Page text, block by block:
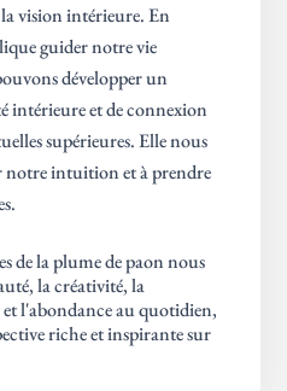
vision intérieure. En
guider notre vie
développer un
intérieure et de connexion
supérieures. Elle nous
notre intuition et à prendre
de la plume de paon nous
la créativité, la
l'abondance au quotidien,
riche et inspirante sur